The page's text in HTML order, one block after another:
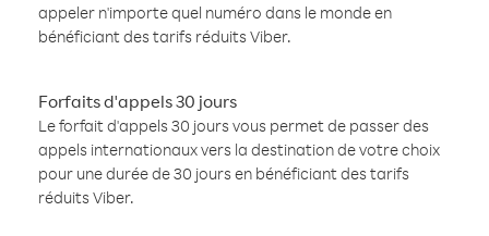
appeler n'importe quel numéro dans le monde en
bénéficiant des tarifs réduits Viber.
Forfaits d'appels 30 jours
Le forfait d'appels 30 jours vous permet de passer des
appels internationaux vers la destination de votre choix
pour une durée de 30 jours en bénéficiant des tarifs
réduits Viber.